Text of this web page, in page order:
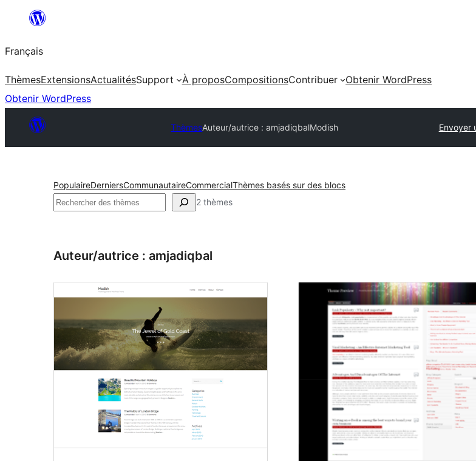
contenu
Français
ThèmesExtensionsActualitésSupport À proposCompositionsContribuer
Obtenir WordPress
Obtenir WordPress
ThèmesAuteur/autrice : amjadiqbalModish Envoyer
PopulaireDerniersCommunautaireCommercialThèmes basés sur des blocs
Rechercher 2 thèmes
Auteur/autrice : amjadiqbal